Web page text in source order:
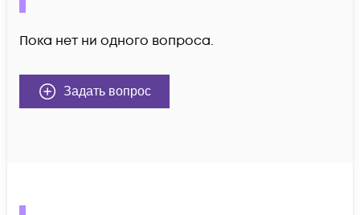
Пока нет ни одного вопроса.
Задать вопрос